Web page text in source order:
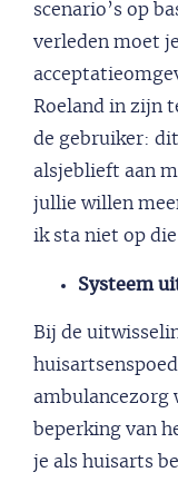
scenario’s op
verleden moet
Roeland in zijn
de gebruiker:
alsjeblieft aan
jullie willen
ik sta niet op
Systeem
Bij de
ambulancezorg
beperking van
je als huisarts